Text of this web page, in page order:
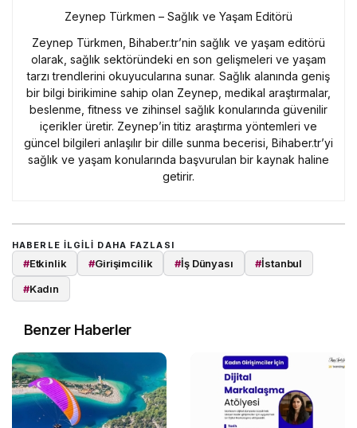
Zeynep Türkmen – Sağlık ve Yaşam Editörü
Zeynep Türkmen, Bihaber.tr’nin sağlık ve yaşam editörü
olarak, sağlık sektöründeki en son gelişmeleri ve yaşam
tarzı trendlerini okuyucularına sunar. Sağlık alanında geniş
bir bilgi birikimine sahip olan Zeynep, medikal araştırmalar,
beslenme, fitness ve zihinsel sağlık konularında güvenilir
içerikler üretir. Zeynep’in titiz araştırma yöntemleri ve
güncel bilgileri anlaşılır bir dille sunma becerisi, Bihaber.tr’yi
sağlık ve yaşam konularında başvurulan bir kaynak haline
getirir.
HABERLE ILGILI DAHA FAZLASI
#Etkinlik #Girişimcilik #İş Dünyası #İstanbul
#Kadın
Benzer Haberler